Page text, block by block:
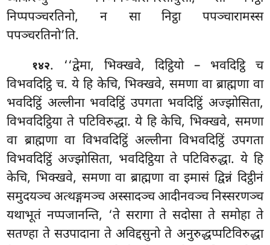
निप्पपञ्चरतिनो, न सा निट्ठा पपञ्चारामस्स
पपञ्चरतिनो’ति.
१४२. ‘‘द्वेमा, भिक्खवे, दिट्ठियो – भवदिट्ठि च
विभवदिट्ठि च. ये हि केचि, भिक्खवे, समणा वा ब्राह्मणा वा
भवदिट्ठिं अल्लीना भवदिट्ठिं उपगता भवदिट्ठिं अज्झोसिता,
विभवदिट्ठिया ते पटिविरुद्धा. ये हि केचि, भिक्खवे, समणा
वा ब्राह्मणा वा विभवदिट्ठिं अल्लीना विभवदिट्ठिं उपगता
विभवदिट्ठिं अज्झोसिता, भवदिट्ठिया ते पटिविरुद्धा. ये हि
केचि, भिक्खवे, समणा वा ब्राह्मणा वा इमासं द्विन्नं दिट्ठीनं
समुदयञ्च अत्थङ्गमञ्च अस्सादञ्च आदीनवञ्च निस्सरणञ्च
यथाभूतं नप्पजानन्ति, ‘ते सरागा ते सदोसा ते समोहा ते
सतण्हा ते सउपादाना ते अविद्दसुनो ते अनुरुद्धप्पटिविरुद्धा